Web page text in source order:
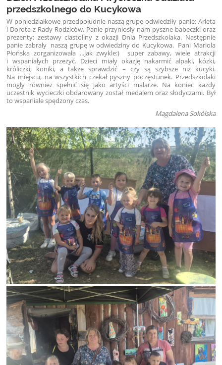
przedszkolnego do Kucykowa
W poniedziałkowe przedpołudnie naszą grupę odwiedziły panie: Arleta
i Dorota z Rady Rodziców, Panie przyniosły nam pyszne babeczki oraz
prezenty: zestawy ciastoliny z okazji Dnia Przedszkolaka. Następnie
panie zabrały naszą grupę w odwiedziny do Kucykowa. Pani Mariola
Płońska zorganizowała ...jak zwykle:) super zabawy, wiele atrakcji
i wspaniałych przeżyć. Dzieci miały okazję nakarmić alpaki, kózki,
króliczki, koniki, a także sprawdzić – czy są szybsze niż kucyki.
Na miejscu, na wszystkich czekał pyszny poczęstunek. Przedszkolaki
mogły również spełnić się jako artyści malarze. Na koniec każdy
uczestnik wycieczki obdarowany został medalem oraz słodyczami. Był
to wspaniale spędzony czas.
Magdalena Sokólska